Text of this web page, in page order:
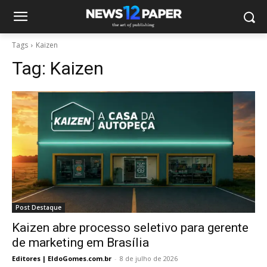
Tags Kaizen
Tag: Kaizen
Post Destaque
Kaizen abre processo seletivo para gerente
de marketing em Brasília
Editores | EldoGomes.com.br - 8 de julho de 2026